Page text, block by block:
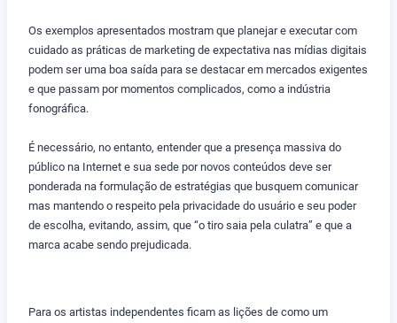
Os exemplos apresentados mostram que planejar e executar com
cuidado as práticas de marketing de expectativa nas mídias digitais
podem ser uma boa saída para se destacar em mercados exigentes
e que passam por momentos complicados, como a indústria
fonográfica.
É necessário, no entanto, entender que a presença massiva do
público na Internet e sua sede por novos conteúdos deve ser
ponderada na formulação de estratégias que busquem comunicar
mas mantendo o respeito pela privacidade do usuário e seu poder
de escolha, evitando, assim, que “o tiro saia pela culatra” e que a
marca acabe sendo prejudicada.
Para os artistas independentes ficam as lições de como um